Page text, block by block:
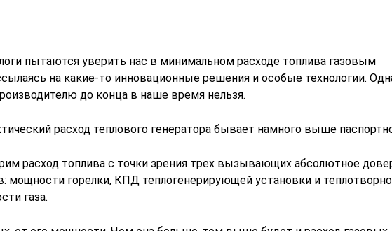
пытаются уверить нас в минимальном расходе топлива газовым
на какие-то инновационные решения и особые технологии.
до конца в наше время нельзя.
расход теплового генератора бывает намного выше
расход топлива с точки зрения трех вызывающих абсолютное
мощности горелки, КПД теплогенерирующей установки и
газа.